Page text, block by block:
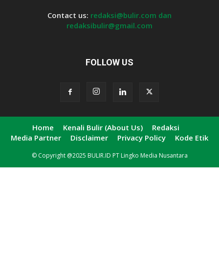
Contact us: redaksi@bulir.com dan
redaksibulir@gmail.com
FOLLOW US
Home Kenali Bulir (About Us)
Redaksi
Media Partner
Disclaimer Privacy Policy Kode Etik
© Copyright @2025 BULIR.ID PT Lingko Media Nusantara